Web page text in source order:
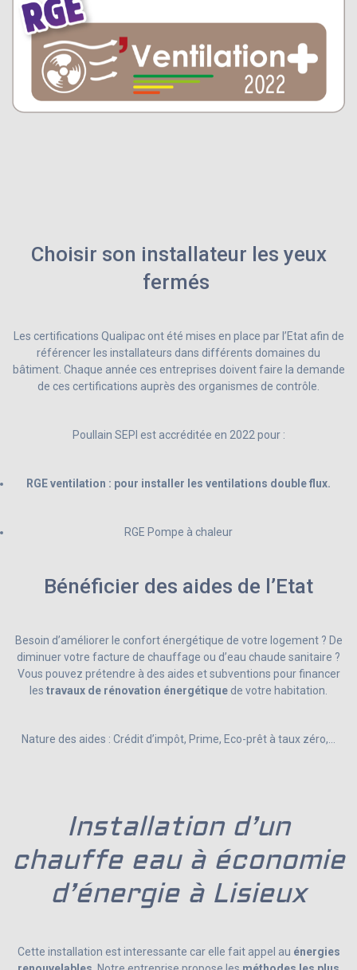
Choisir son installateur les yeux
fermés
Les certifications Qualipac ont été mises en place par l’Etat afin de
référencer les installateurs dans différents domaines du
bâtiment. Chaque année ces entreprises doivent faire la demande
de ces certifications auprès des organismes de contrôle.
Poullain SEPI est accréditée en 2022 pour :
RGE ventilation : pour installer les ventilations double flux.
RGE Pompe à chaleur
Bénéficier des aides de l’Etat
Besoin d’améliorer le confort énergétique de votre logement ? De
diminuer votre facture de chauffage ou d’eau chaude sanitaire ?
Vous pouvez prétendre à des aides et subventions pour financer
les travaux de rénovation énergétique de votre habitation.
Nature des aides : Crédit d’impôt, Prime, Eco-prêt à taux zéro,…
Installation d’un
chauffe eau à économie
d’énergie à Lisieux
Cette installation est interessante car elle fait appel au énergies